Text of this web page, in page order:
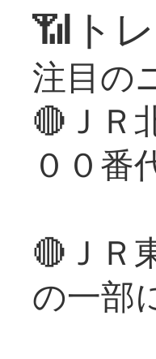
📶ト
注目の
🔴ＪＲ
００番
🔴ＪＲ
の一部